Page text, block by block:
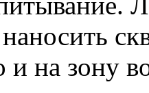
на зону